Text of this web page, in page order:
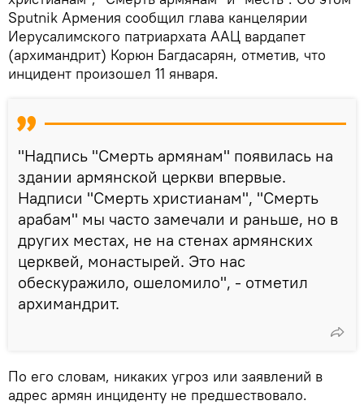
Sputnik Армения сообщил глава канцелярии
Иерусалимского патриархата ААЦ вардапет
(архимандрит) Корюн Багдасарян, отметив, что
инцидент произошел 11 января.
"Надпись "Смерть армянам" появилась на
здании армянской церкви впервые.
Надписи "Смерть христианам", "Смерть
арабам" мы часто замечали и раньше, но в
других местах, не на стенах армянских
церквей, монастырей. Это нас
обескуражило, ошеломило", - отметил
архимандрит.
По его словам, никаких угроз или заявлений в
адрес армян инциденту не предшествовало.